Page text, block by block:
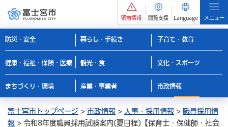
緊急情報 閲覧支援 Language メニュー
防災・安全 暮らし・手続き 子育て・教育
健康・福祉・保険・医療 観光・食 文化・スポーツ
まちづくり・環境 産業・事業者 市政情報
富士宮市トップページ > 市政情報 > 人事・採用情報 > 職員採用情
報 > 令和8年度職員採用試験案内(夏日程)【保育士・保健師・社会